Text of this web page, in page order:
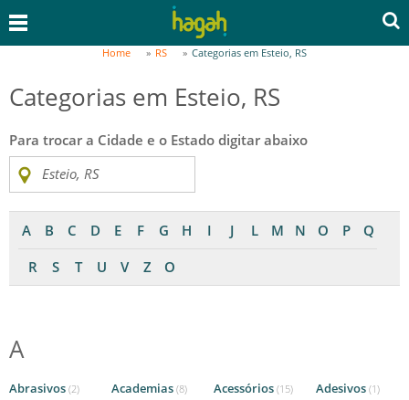
Home RS Categorias em Esteio, RS
Categorias em Esteio, RS
Para trocar a Cidade e o Estado digitar abaixo
A B C D E F G H I J L M N O P
Q
R
S T U V Z O
A
Abrasivos (2) Academias (8) Acessórios (15) Adesivos (1)